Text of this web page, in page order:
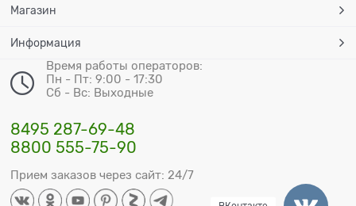
Магазин
Информация
Время работы операторов:
Пн - Пт: 9:00 - 17:30
Сб - Вс: Выходные
8495 287-69-48
8800 555-75-90
Прием заказов через сайт: 24/7